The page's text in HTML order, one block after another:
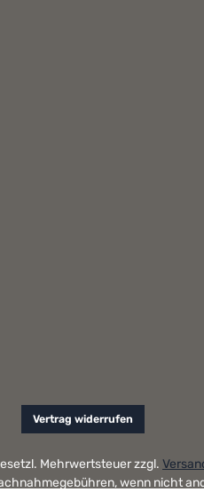
Vertrag widerrufen
Mehrwertsteuer zzgl.
wenn nicht